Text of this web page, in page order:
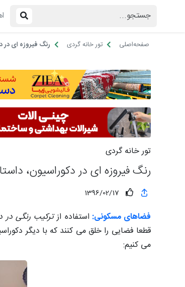
صفحه‌اصلی تور خانه گردی رنگ فیروزه ای در
تور خانه گردی
رنگ فیروزه ای در دکوراسیون،
1396/02/17
فضاهای مسکونی: استفاده ازترکیب رنگی در
قطعا فضایی را خلق می کنند که با دیگر
می کنیم: